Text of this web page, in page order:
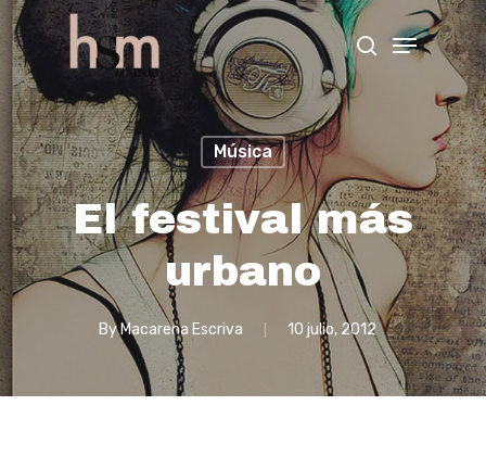
Hit enter to search or ESC to close
Música
El festival más
urbano
ByMacarena Escriva 10 julio, 2012